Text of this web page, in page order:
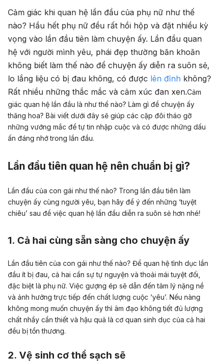
Cảm giác khi quan hệ lần đầu của phụ nữ như thế
nào? Hầu hết phụ nữ đều rất hồi hộp và đặt nhiều kỳ
vọng vào lần đầu tiên làm chuyện ấy. Lần đầu quan
hệ với người mình yêu, phái đẹp thường băn khoăn
không biết làm thế nào để chuyện ấy diễn ra suôn sẻ,
lo lắng liệu có bị đau không, có được lên đỉnh không?
Rất nhiều những thắc mắc và cảm xúc đan xen.Cảm
giác quan hệ lần đầu là như thế nào? Làm gì để chuyện ấy
thăng hoa? Bài viết dưới đây sẽ giúp các cặp đôi tháo gỡ
những vướng mắc để tự tin nhập cuộc và có được những dấu
ấn đáng nhớ trong lần đầu.
Lần đầu tiên quan hệ nên chuẩn bị gì?
Lần đầu của con gái như thế nào? Trong lần đầu tiên làm
chuyện ấy cùng người yêu, bạn hãy để ý đến những ‘tuyệt
chiêu’ sau để việc quan hệ lần đầu diễn ra suôn sẻ hơn nhé!
1. Cả hai cùng sẵn sàng cho chuyện ấy
Lần đầu tiên của con gái như thế nào? Để quan hệ tình dục lần
đầu ít bị đau, cả hai cần sự tự nguyện và thoải mái tuyệt đối,
đặc biệt là phụ nữ. Việc gượng ép sẽ dẫn đến tâm lý nặng nề
và ảnh hưởng trực tiếp đến chất lượng cuộc ‘yêu’. Nếu nàng
không mong muốn chuyện ấy thì âm đạo không tiết đủ lượng
chất nhầy cần thiết và hậu quả là cơ quan sinh dục của cả hai
đều bị tổn thương.
2. Vệ sinh cơ thể sạch sẽ